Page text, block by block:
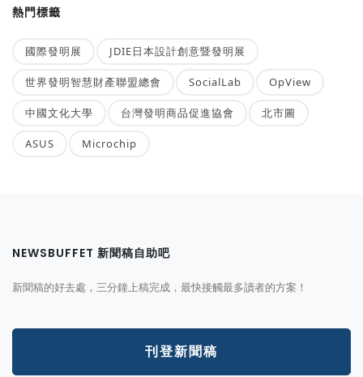
熱門標籤
國際發明展 JDIE日本設計創意暨發明展
世界發明智慧財產聯盟總會 SocialLab OpView
中國文化大學 台灣發明商品促進協會 北市圖
ASUS Microchip
NEWSBUFFET 新聞稿自助吧
新聞稿的好去處，三分鐘上稿完成，最快接觸最多讀者的方案！
刊登新聞稿